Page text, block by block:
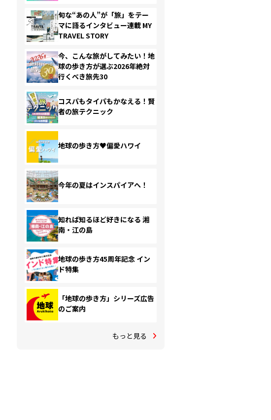
旬な“あの人”が「旅」をテー
マに語るインタビュー連載 MY
TRAVEL STORY
今、こんな旅がしてみたい！地
球の歩き方が選ぶ2026年絶対
行くべき旅先30
コスパもタイパもかなえる！賢
者の旅テクニック
地球の歩き方♥偏愛ハワイ
今年の夏はインスパイアへ！
知れば知るほど好きになる 湘
南・江の島
地球の歩き方45周年記念 イン
ド特集
「地球の歩き方」シリーズ広告
のご案内
もっと見る